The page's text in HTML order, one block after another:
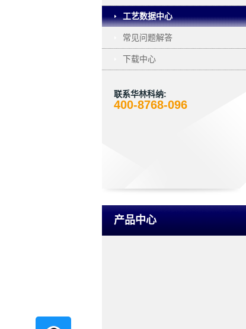
工艺数据中心
常见问题解答
下载中心
联系华林科纳:
400-8768-096
产品中心